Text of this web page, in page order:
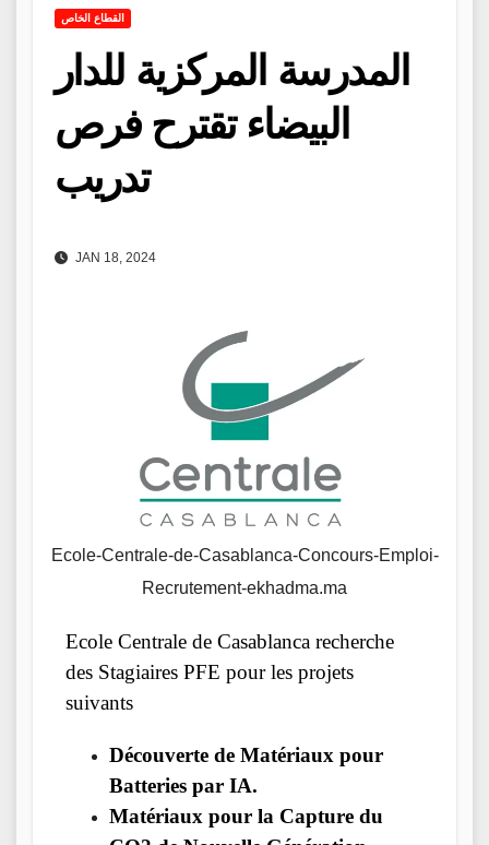
القطاع الخاص
المدرسة المركزية للدار
البيضاء تقترح فرص
تدريب
JAN 18, 2024
Ecole-Centrale-de-Casablanca-Concours-Emploi-
Recrutement-ekhadma.ma
Ecole Centrale de Casablanca recherche
des Stagiaires PFE pour les projets
suivants
Découverte de Matériaux pour
Batteries par IA.
Matériaux pour la Capture du